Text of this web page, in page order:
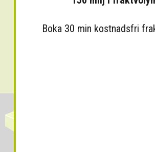
Boka 30 min kostnadsfri